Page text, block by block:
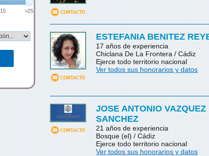
15 >25
ESTEFANIA BENITEZ
17 años de experiencia
Chiclana De La Frontera / Cádiz
Ejerce todo territorio nacional
Ver todos sus honorarios y datos
JOSE ANTONIO VAZQUEZ
SANCHEZ
21 años de experiencia
Bosque (el) / Cádiz
Ejerce todo territorio nacional
Ver todos sus honorarios y datos